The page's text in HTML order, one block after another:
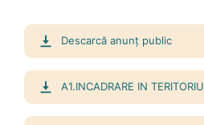
Descarcă anunț public
A1.INCADRARE IN TERITORIU